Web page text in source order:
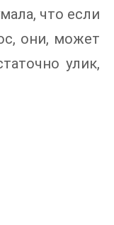
что если
они, может
улик,